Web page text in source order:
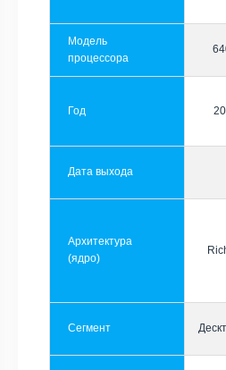
Модель
процессора
Год
Дата выхода
Архитектура
(ядро)
Сегмент